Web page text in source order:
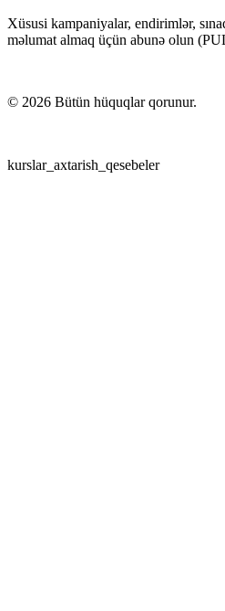
Xüsusi kampaniyalar, endirimlər,
məlumat almaq üçün abunə olun
© 2026 Bütün hüquqlar qorunur.
kurslar_axtarish_qesebeler